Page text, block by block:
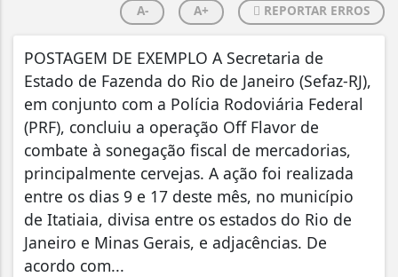
A- A+ REPORTAR ERROS
POSTAGEM DE EXEMPLO A Secretaria de
Estado de Fazenda do Rio de Janeiro (Sefaz-RJ),
em conjunto com a Polícia Rodoviária Federal
(PRF), concluiu a operação Off Flavor de
combate à sonegação fiscal de mercadorias,
principalmente cervejas. A ação foi realizada
entre os dias 9 e 17 deste mês, no município
de Itatiaia, divisa entre os estados do Rio de
Janeiro e Minas Gerais, e adjacências. De
acordo com...